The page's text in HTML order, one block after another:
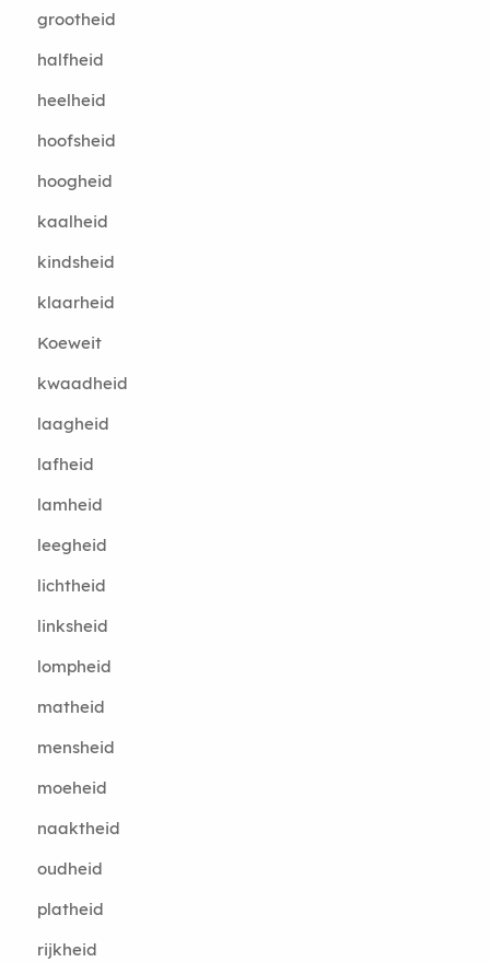
grootheid
halfheid
heelheid
hoofsheid
hoogheid
kaalheid
kindsheid
klaarheid
Koeweit
kwaadheid
laagheid
lafheid
lamheid
leegheid
lichtheid
linksheid
lompheid
matheid
mensheid
moeheid
naaktheid
oudheid
platheid
rijkheid